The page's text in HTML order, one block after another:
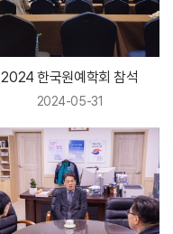
2024 한국원예학회 참석
2024-05-31